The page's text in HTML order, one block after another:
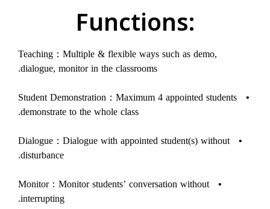
:Functions
Teaching：Multiple & flexible ways such as demo,
dialogue, monitor in the classrooms.
•
Student Demonstration：Maximum 4 appointed students
demonstrate to the whole class.
•
Dialogue：Dialogue with appointed student(s) without
disturbance.
•
Monitor：Monitor students’ conversation without
interrupting.